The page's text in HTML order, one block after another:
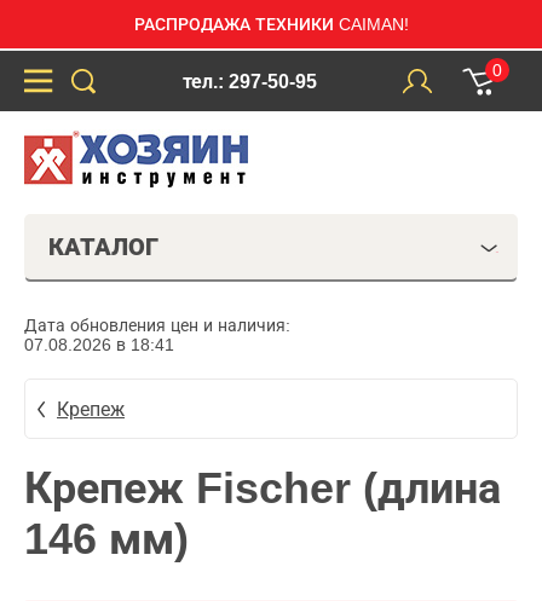
РАСПРОДАЖА ТЕХНИКИ CAIMAN!
тел.: 297-50-95
0
КАТАЛОГ
Дата обновления цен и наличия:
07.08.2026 в 18:41
Крепеж
Крепеж Fischer (длина
146 мм)